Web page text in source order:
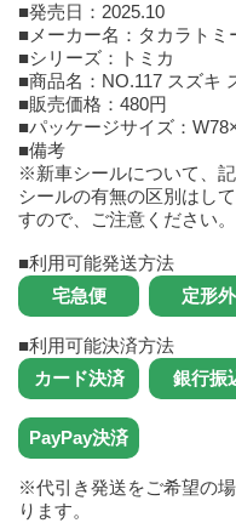
■発売日：2025.10
■メーカー名：タカラトミ
■シリーズ：トミカ
■商品名：NO.117 スズキ
■販売価格：480円
■パッケージサイズ：
■備考
※新車シールについて、
シールの有無の区別はし
すので、ご注意ください。
■利用可能発送方法
■利用可能決済方法
※代引き発送をご希望の
ります。